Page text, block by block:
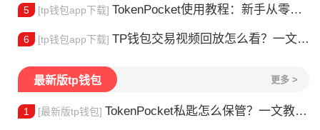
5 [tp钱包app下载] TokenPocket使用教程：新手从零学会钱包操作
6 [tp钱包app下载] TP钱包交易视频回放怎么看？一文教你轻松找回
最新版tp钱包 更多 >
1 [最新版tp钱包] TokenPocket私匙怎么保管？一文教你守住钱包资产